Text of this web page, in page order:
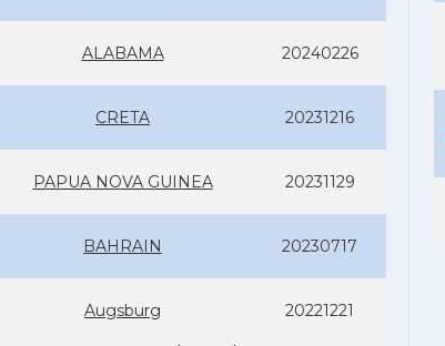
ALABAMA 20240226
CRETA 20231216
PAPUA NOVA GUINEA 20231129
BAHRAIN 20230717
Augsburg 20221221